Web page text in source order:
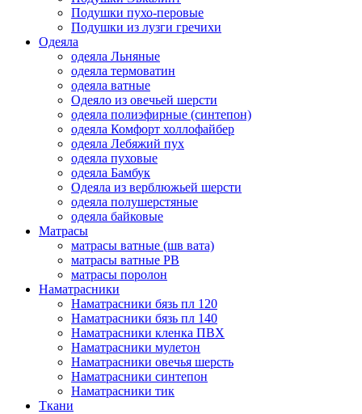
Подушки пухо-перовые
Подушки из лузги гречихи
Одеяла
одеяла Льняные
одеяла термоватин
одеяла ватные
Одеяло из овечьей шерсти
одеяла полиэфирные (синтепон)
одеяла Комфорт холлофайбер
одеяла Лебяжий пух
одеяла пуховые
одеяла Бамбук
Одеяла из верблюжьей шерсти
одеяла полушерстяные
одеяла байковые
Матрасы
матрасы ватные (шв вата)
матрасы ватные РВ
матрасы поролон
Наматрасники
Наматрасники бязь пл 120
Наматрасники бязь пл 140
Наматрасники кленка ПВХ
Наматрасники мулетон
Наматрасники овечья шерсть
Наматрасники синтепон
Наматрасники тик
Ткани